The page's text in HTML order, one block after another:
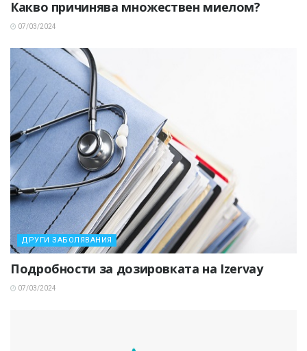
Какво причинява множествен миелом?
07/03/2024
ДРУГИ ЗАБОЛЯВАНИЯ
Подробности за дозировката на Izervay
07/03/2024